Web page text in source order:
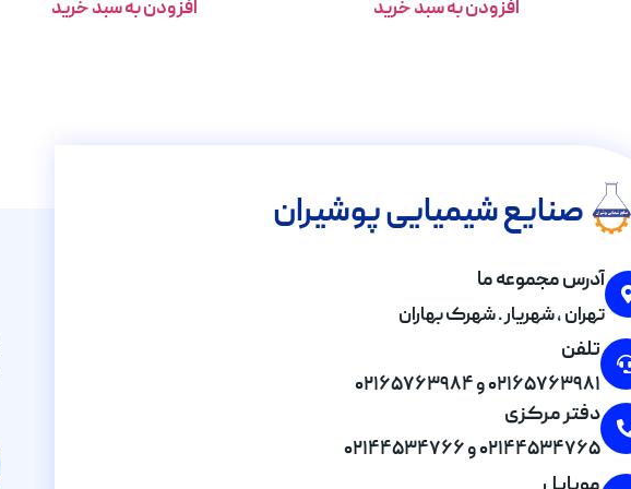
افزودن به سبد خرید افزودن به سبد خرید
صنایع شیمیایی پوشیران
آدرس مجموعه ما
تهران , شهریار . شهرک بهاران
تلفن
۰۲۱۶۵۷۶۳۹۸۱ و ۰۲۱۶۵۷۶۳۹۸۴
دفتر مرکزی
۰۲۱۴۴۵۳۴۷۶۵ و ۰۲۱۴۴۵۳۴۷۶۶